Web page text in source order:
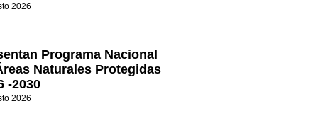
2026
Programa Nacional
Naturales Protegidas
-2030
2026